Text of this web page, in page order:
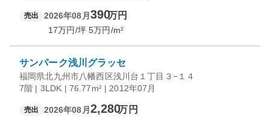
売出 2026年08月 390万円
17万円/坪 5万円/m²
サンパーク浅川グラッセ
福岡県北九州市八幡西区浅川台１丁目３−１４
7階 | 3LDK | 76.77m² | 2012年07月
売出 2026年08月 2,280万円